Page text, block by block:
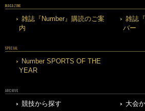
MAGAZINE
雑誌『Number』購読のご案
内
雑誌
バー
SPECIAL
Number SPORTS OF THE
YEAR
ARCHIVE
競技から探す
大会